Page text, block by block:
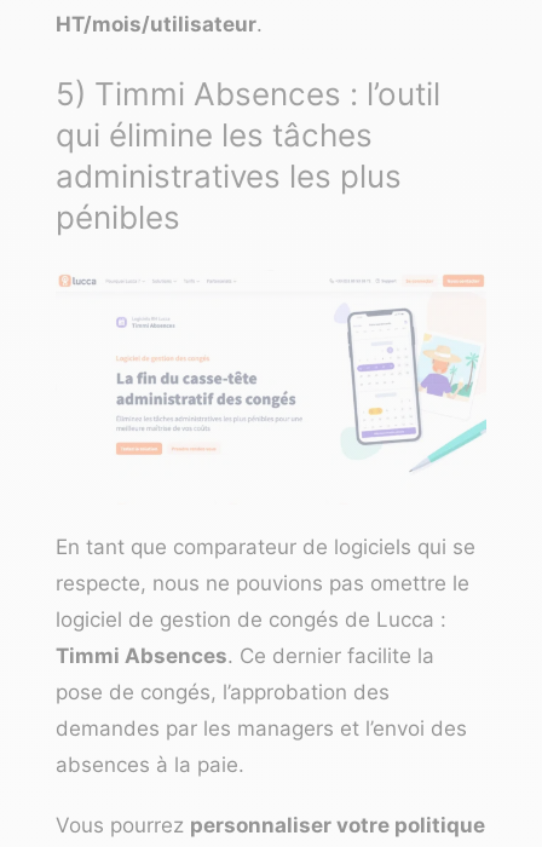
HT/mois/utilisateur.
5) Timmi Absences : l’outil
qui élimine les tâches
administratives les plus
pénibles
En tant que comparateur de logiciels qui se
respecte, nous ne pouvions pas omettre le
logiciel de gestion de congés de Lucca :
Timmi Absences. Ce dernier facilite la
pose de congés, l’approbation des
demandes par les managers et l’envoi des
absences à la paie.
Vous pourrez personnaliser votre politique